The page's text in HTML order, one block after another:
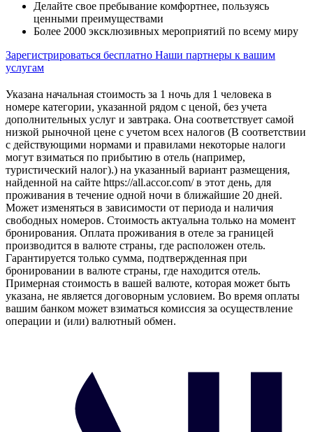
Делайте свое пребывание комфортнее, пользуясь
ценными преимуществами
Более 2000 эксклюзивных мероприятий по всему миру
Зарегистрироваться бесплатно Наши партнеры к вашим
услугам
Указана начальная стоимость за 1 ночь для 1 человека в
номере категории, указанной рядом с ценой, без учета
дополнительных услуг и завтрака. Она соответствует самой
низкой рыночной цене с учетом всех налогов (В соответствии
с действующими нормами и правилами некоторые налоги
могут взиматься по прибытию в отель (например,
туристический налог).) на указанный вариант размещения,
найденной на сайте https://all.accor.com/ в этот день, для
проживания в течение одной ночи в ближайшие 20 дней.
Может изменяться в зависимости от периода и наличия
свободных номеров. Стоимость актуальна только на момент
бронирования. Оплата проживания в отеле за границей
производится в валюте страны, где расположен отель.
Гарантируется только сумма, подтвержденная при
бронировании в валюте страны, где находится отель.
Примерная стоимость в вашей валюте, которая может быть
указана, не является договорным условием. Во время оплаты
вашим банком может взиматься комиссия за осуществление
операции и (или) валютный обмен.